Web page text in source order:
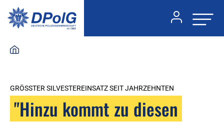
GRÖSSTER SILVESTEREINSATZ SEIT JAHRZEHNTEN
"Hinzu kommt zu diesen